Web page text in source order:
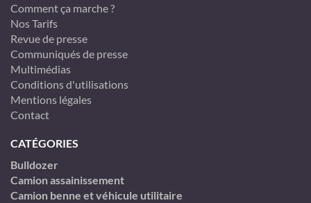
Comment ça marche ?
Nos Tarifs
Revue de presse
Communiqués de presse
Multimédias
Conditions d'utilisations
Mentions légales
Contact
CATÉGORIES
Bulldozer
Camion assainissement
Camion benne et véhicule utilitaire